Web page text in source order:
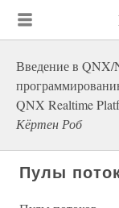
Введение в QNX/
QNX Realtime
Кёртен Роб
Пулы